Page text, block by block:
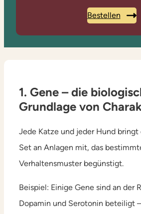
Bestellen
1. Gene – die
Grundlage von
Jede Katze und jeder Hund
Set an Anlagen mit, das
Verhaltensmuster begünstigt.
Beispiel: Einige Gene sind an der
Dopamin und Serotonin beteiligt